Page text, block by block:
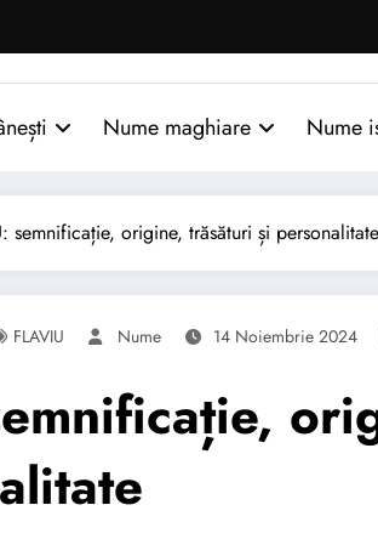
Nume maghiare Nume
semnificație, origine, trăsături și personalitate
FLAVIU Nume 14 Noiembrie 2024